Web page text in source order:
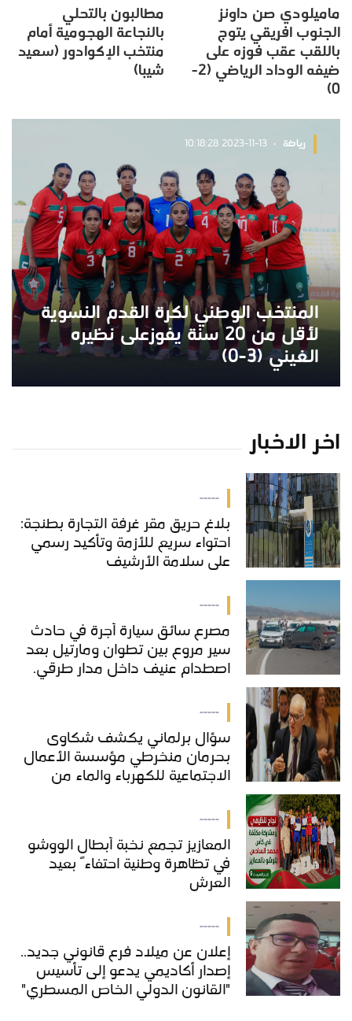
ماميلودي صن داونز
الجنوب افريقي يتوج
باللقب عقب فوزه على
ضيفه الوداد الرياضي (2-
0)
مطالبون بالتحلي
بالنجاعة الهجومية أمام
منتخب الإكوادور (سعيد
شيبا)
رياضة 2023-11-13 10:18:28
المنتخب الوطني لكرة القدم النسوية
لأقل من 20 سنة يفوزعلى نظيره
الغيني (3-0)
اخر الاخبار
-----
بلاغ حريق مقر غرفة التجارة بطنجة:
احتواء سريع للأزمة وتأكيد رسمي
على سلامة الأرشيف
-----
مصرع سائق سيارة أجرة في حادث
سير مروع بين تطوان ومارتيل بعد
اصطدام عنيف داخل مدار طرقي.
-----
سؤال برلماني يكشف شكاوى
بحرمان منخرطي مؤسسة الأعمال
الاجتماعية للكهرباء والماء من
-----
المعازيز تجمع نخبة أبطال الووشو
في تظاهرة وطنية احتفاءً بعيد
العرش
-----
إعلان عن ميلاد فرع قانوني جديد..
إصدار أكاديمي يدعو إلى تأسيس
"القانون الدولي الخاص المسطري"